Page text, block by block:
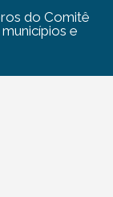
do Comitê
e